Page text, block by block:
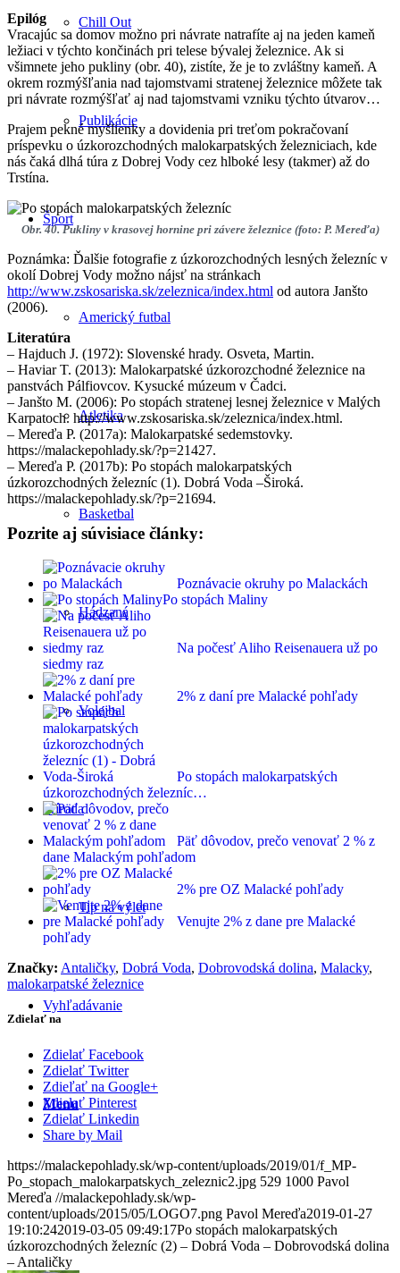
Chill Out
Publikácie
Šport
Americký futbal
Atletika
Basketbal
Hádzaná
Volejbal
Príroda
Tip na výlet
Vyhľadávanie
Menu
Epilóg
Vracajúc sa domov možno pri návrate natrafíte aj na jeden kameň
ležiaci v týchto končinách pri telese bývalej železnice. Ak si
všimnete jeho pukliny (obr. 40), zistíte, že je to zvláštny kameň. A
okrem rozmýšľania nad tajomstvami stratenej železnice môžete tak
pri návrate rozmýšľať aj nad tajomstvami vzniku týchto útvarov…
Prajem pekné myšlienky a dovidenia pri treťom pokračovaní
príspevku o úzkorozchodných malokarpatských železniciach, kde
nás čaká dlhá túra z Dobrej Vody cez hlboké lesy (takmer) až do
Trstína.
Obr. 40. Pukliny v krasovej hornine pri závere železnice (foto: P. Mereďa)
Poznámka: Ďalšie fotografie z úzkorozchodných lesných železníc v
okolí Dobrej Vody možno nájsť na stránkach
http://www.zskosariska.sk/zeleznica/index.html od autora Janšto
(2006).
Literatúra
– Hajduch J. (1972): Slovenské hrady. Osveta, Martin.
– Haviar T. (2013): Malokarpatské úzkorozchodné železnice na
panstvách Pálfiovcov. Kysucké múzeum v Čadci.
– Janšto M. (2006): Po stopách stratenej lesnej železnice v Malých
Karpatoch. http://www.zskosariska.sk/zeleznica/index.html.
– Mereďa P. (2017a): Malokarpatské sedemstovky.
https://malackepohlady.sk/?p=21427.
– Mereďa P. (2017b): Po stopách malokarpatských
úzkorozchodných železníc (1). Dobrá Voda –Široká.
https://malackepohlady.sk/?p=21694.
Pozrite aj súvisiace články:
Poznávacie okruhy po Malackách
Po stopách Maliny
Na počesť Aliho Reisenauera už po
siedmy raz
2% z daní pre Malacké pohľady
Po stopách malokarpatských
úzkorozchodných železníc…
Päť dôvodov, prečo venovať 2 % z
dane Malackým pohľadom
2% pre OZ Malacké pohľady
Venujte 2% z dane pre Malacké
pohľady
Značky: Antaličky, Dobrá Voda, Dobrovodská dolina, Malacky,
malokarpatské železnice
Zdielať na
Zdielať Facebook
Zdielať Twitter
Zdieľať na Google+
Zdielať Pinterest
Zdielať Linkedin
Share by Mail
https://malackepohlady.sk/wp-content/uploads/2019/01/f_MP-
Po_stopach_malokarpatskych_zeleznic2.jpg 529 1000 Pavol
Mereďa //malackepohlady.sk/wp-
content/uploads/2015/05/LOGO7.png Pavol Mereďa2019-01-27
19:10:242019-03-05 09:49:17Po stopách malokarpatských
úzkorozchodných železníc (2) – Dobrá Voda – Dobrovodská dolina
– Antaličky